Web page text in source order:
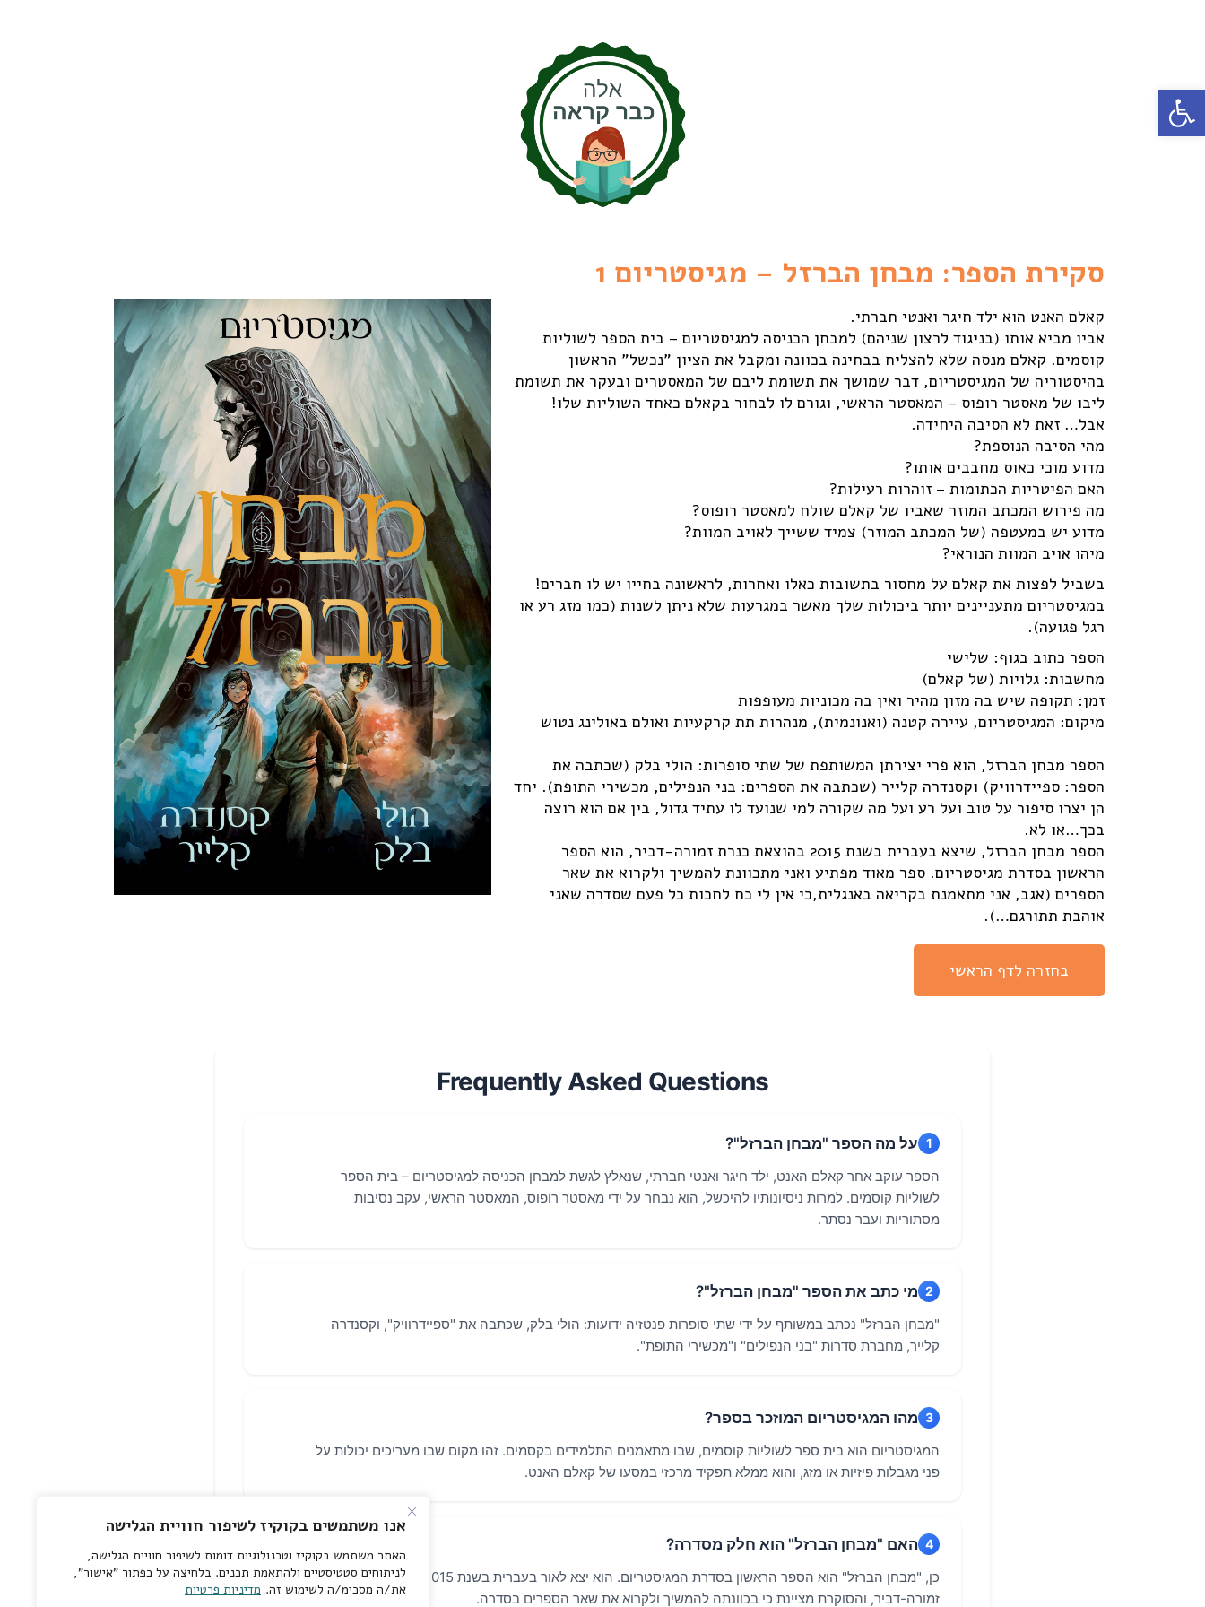
פתח סרגל נגישות
אנו משתמשים בקוקיז לשיפור חוויית הגלישה
האתר משתמש בקוקיז וטכנולוגיות דומות לשיפור חוויית הגלישה,
לניתוחים סטטיסטיים ולהתאמת תכנים. בלחיצה על כפתור "אישור",
את/ה מסכימ/ה לשימוש זה. מדיניות פרטיות
סקירת הספר: מבחן הברזל – מגיסטריום 1
קאלם האנט הוא ילד חיגר ואנטי חברתי.
אביו מביא אותו (בניגוד לרצון שניהם) למבחן הכניסה למגיסטריום – בית הספר לשוליות
קוסמים. קאלם מנסה שלא להצליח בבחינה בכוונה ומקבל את הציון "נכשל" הראשון
בהיסטוריה של המגיסטריום, דבר שמושך את תשומת ליבם של המאסטרים ובעקר את תשומת
ליבו של מאסטר רופוס – המאסטר הראשי, וגורם לו לבחור בקאלם כאחד השוליות שלו!
אבל… זאת לא הסיבה היחידה.
מהי הסיבה הנוספת?
מדוע מוכי כאוס מחבבים אותו?
האם הפיטריות הכתומות – זוהרות רעילות?
מה פירוש המכתב המוזר שאביו של קאלם שולח למאסטר רופוס?
מדוע יש במעטפה (של המכתב המוזר) צמיד ששייך לאויב המוות?
מיהו אויב המוות הנוראי?
בשביל לפצות את קאלם על מחסור בתשובות כאלו ואחרות, לראשונה בחייו יש לו חברים!
במגיסטריום מתעניינים יותר ביכולות שלך מאשר במגרעות שלא ניתן לשנות (כמו מזג רע או
רגל פגועה).
הספר כתוב בגוף: שלישי
מחשבות: גלויות (של קאלם)
זמן: תקופה שיש בה מזון מהיר ואין בה מכוניות מעופפות
מיקום: המגיסטריום, עיירה קטנה (ואנונמית), מנהרות תת קרקעיות ואולם באולינג נטוש
הספר מבחן הברזל, הוא פרי יצירתן המשותפת של שתי סופרות: הולי בלק (‬שכתבה את
הספר: ספיידרוויק) ‬וקסנדרה קלייר (‬שכתבה את הספרים: בני הנפילים, ‬מכשירי התופת). יחד
הן יצרו סיפור על טוב ועל רע ועל מה שקורה למי שנועד לו עתיד גדול, בין אם הוא רוצה
בכך…או לא.
הספר מבחן הברזל, שיצא בעברית בשנת 2015 בהוצאת כנרת זמורה-דביר, הוא הספר
הראשון בסדרת מגיסטריום. ספר מאוד מפתיע ואני מתכוונת להמשיך ולקרוא את שאר
הספרים (אגב, אני מתאמנת בקריאה באנגלית,כי אין לי כח לחכות כל פעם שסדרה שאני
אוהבת תתורגם…).
בחזרה לדף הראשי